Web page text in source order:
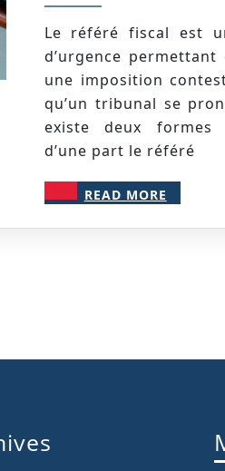
Le référé fiscal est une procédure
d’urgence permettant
une imposition
qu’un tribunal se
existe deux formes
d’une part le référé
READ MORE
MORE